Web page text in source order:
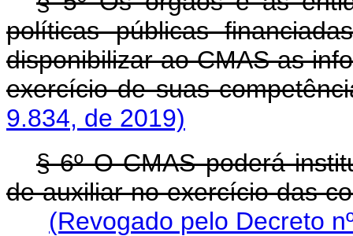
políticas públicas
disponibilizar ao CMAS as
exercício de suas
9.834, de 2019)
§ 6º O CMAS poderá
de auxiliar no exercício das
(Revogado pelo Decreto